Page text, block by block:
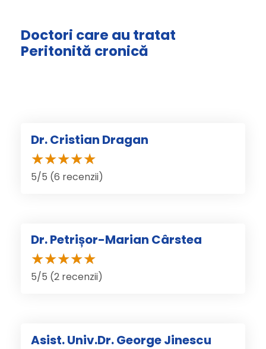
Doctori care au tratat
Peritonită cronică
Dr. Cristian Dragan
5/5 (6 recenzii)
Dr. Petrișor-Marian Cârstea
5/5 (2 recenzii)
Asist. Univ.Dr. George Jinescu